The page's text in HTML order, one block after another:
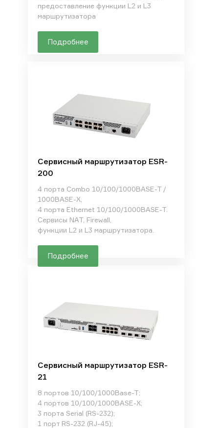
предоставление функции L2 и L3
маршрутизатора
Подробнее
Сервисный маршрутизатор ESR-
200
4 порта Combo 10/100/1000BASE-T /
1000BASE-X,
4 порта Ethernet 10/100/1000BASE-T.
Сервисы NAT, Firewall,
функции L2 и L3 маршрутизатора.
Подробнее
Сервисный маршрутизатор ESR-
21
8 портов 10/100/1000Base-T;
4 портов 10/100/1000BASE-X;
3 порта Serial (RS-232);
1 порт RS-232 (RJ-45);